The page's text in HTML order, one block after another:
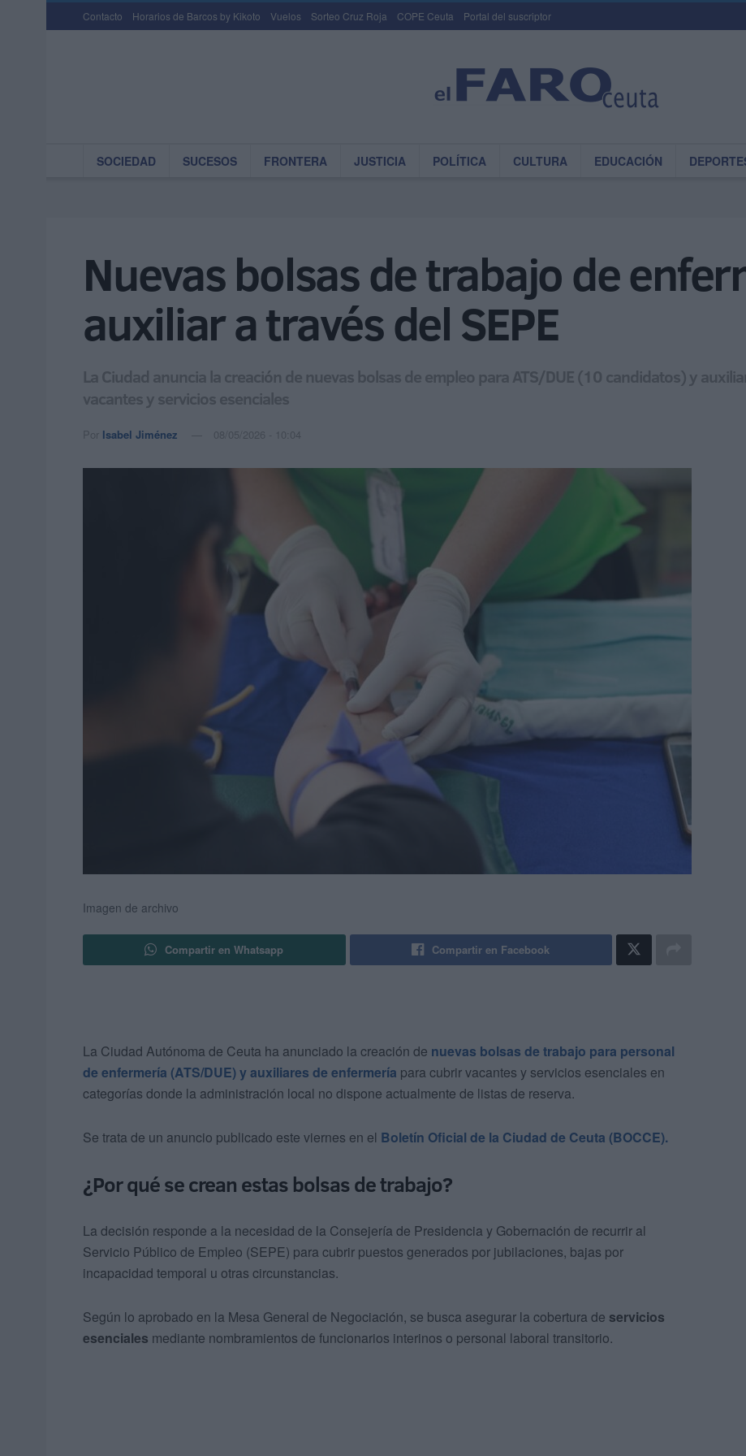
Contacto Horarios de Barcos by Kikoto Vuelos Sorteo Cruz Roja COPE Ceuta Portal del suscriptor
SOCIEDAD SUCESOS FRONTERA JUSTICIA POLÍTICA CULTURA EDUCACIÓN
Nuevas bolsas de trabajo de
auxiliar a través del SEPE
La Ciudad anuncia la creación de nuevas bolsas de empleo para ATS/DUE (10 candidatos) y
vacantes y servicios esenciales
Por Isabel Jiménez 08/05/2026 - 10:04
Imagen de archivo
Compartir en Whatsapp Compartir en Facebook
La Ciudad Autónoma de Ceuta ha anunciado la creación de nuevas bolsas de trabajo para personal
de enfermería (ATS/DUE) y auxiliares de enfermería para cubrir vacantes y servicios esenciales en
categorías donde la administración local no dispone actualmente de listas de reserva.
Se trata de un anuncio publicado este viernes en el Boletín Oficial de la Ciudad de Ceuta (BOCCE).
¿Por qué se crean estas bolsas de trabajo?
La decisión responde a la necesidad de la Consejería de Presidencia y Gobernación de recurrir al
Servicio Público de Empleo (SEPE) para cubrir puestos generados por jubilaciones, bajas por
incapacidad temporal u otras circunstancias.
Según lo aprobado en la Mesa General de Negociación, se busca asegurar la cobertura de servicios
esenciales mediante nombramientos de funcionarios interinos o personal laboral transitorio.